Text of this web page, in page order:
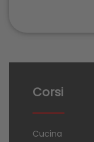
Corsi
Cucina